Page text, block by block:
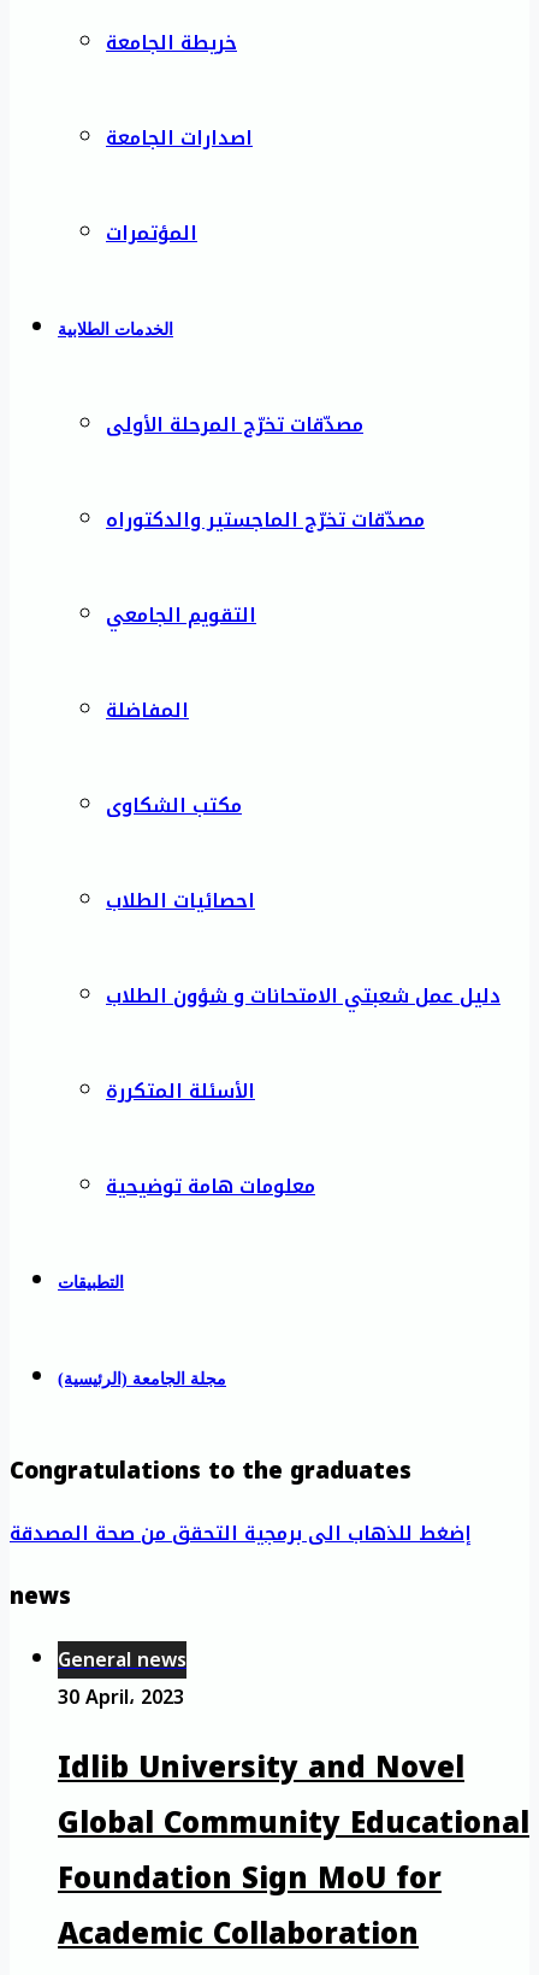
خريطة الجامعة
اصدارات الجامعة
المؤتمرات
الخدمات الطلابية
مصدّقات تخرّج المرحلة الأولى
مصدّقات تخرّج الماجستير والدكتوراه
التقويم الجامعي
المفاضلة
مكتب الشكاوى
احصائيات الطلاب
دليل عمل شعبتي الامتحانات و شؤون الطلاب
الأسئلة المتكررة
معلومات هامة توضيحية
التطبيقات
مجلة الجامعة (الرئيسية)
Congratulations to the graduates
إضغط للذهاب الى برمجية التحقق من صحة المصدقة
news
General news
30 April، 2023
Idlib University and Novel
Global Community Educational
Foundation Sign MoU for
Academic Collaboration